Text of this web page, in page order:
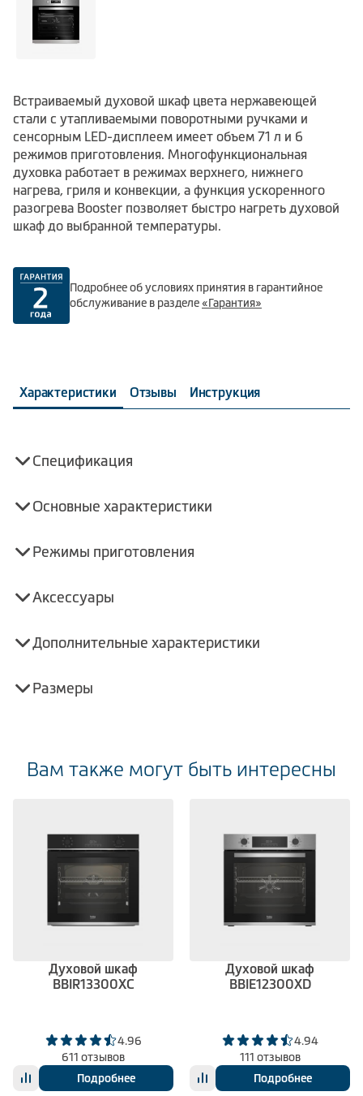
Встраиваемый духовой шкаф цвета нержавеющей
стали с утапливаемыми поворотными ручками и
сенсорным LED-дисплеем имеет объем 71 л и 6
режимов приготовления. Многофункциональная
духовка работает в режимах верхнего, нижнего
нагрева, гриля и конвекции, а функция ускоренного
разогрева Booster позволяет быстро нагреть духовой
шкаф до выбранной температуры.
Подробнее об условиях принятия в гарантийное
обслуживание в разделе«Гарантия»
Характеристики Отзывы Инструкция
Спецификация
Основные характеристики
Режимы приготовления
Аксессуары
Дополнительные характеристики
Размеры
Вам также могут быть интересны
Духовой шкаф
BBIR13300XC
4.96
611 отзывов
Подробнее
Духовой шкаф
BBIE12300XD
4.94
111 отзывов
Подробнее